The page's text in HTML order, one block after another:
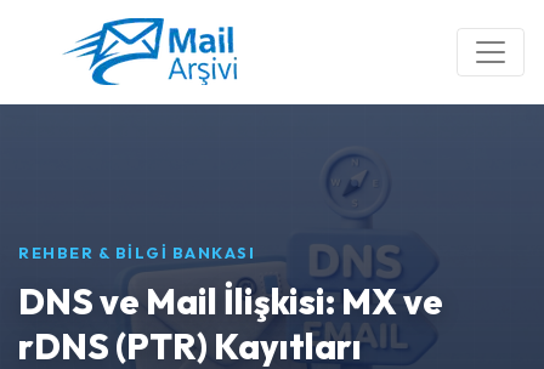
REHBER & BİLGİ BANKASI
DNS ve Mail İlişkisi: MX ve
rDNS (PTR) Kayıtları